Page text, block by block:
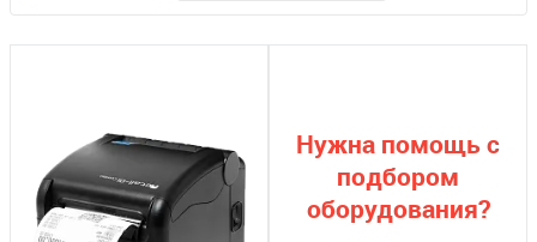
Нужна помощь с
подбором
оборудования?